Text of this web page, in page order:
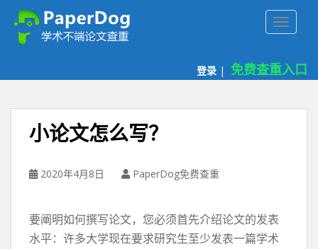
登录 | 免费查重入口
小论文怎么写？
2020年4月8日 PaperDog免费查重
要阐明如何撰写论文，您必须首先介绍论文的发表
水平：许多大学现在要求研究生至少发表一篇学术